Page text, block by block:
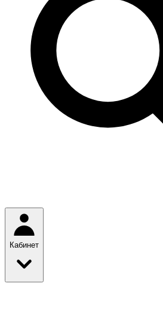
Кабинет